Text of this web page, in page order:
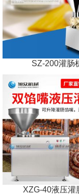
SZ-200灌肠
XZG-40液压灌